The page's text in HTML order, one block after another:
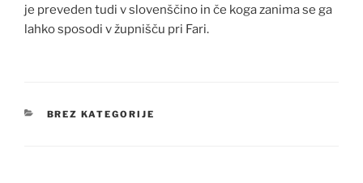
je preveden tudi v slovenščino in če koga zanima se ga
lahko sposodi v župnišču pri Fari.
KATEGORIJE
BREZ KATEGORIJE